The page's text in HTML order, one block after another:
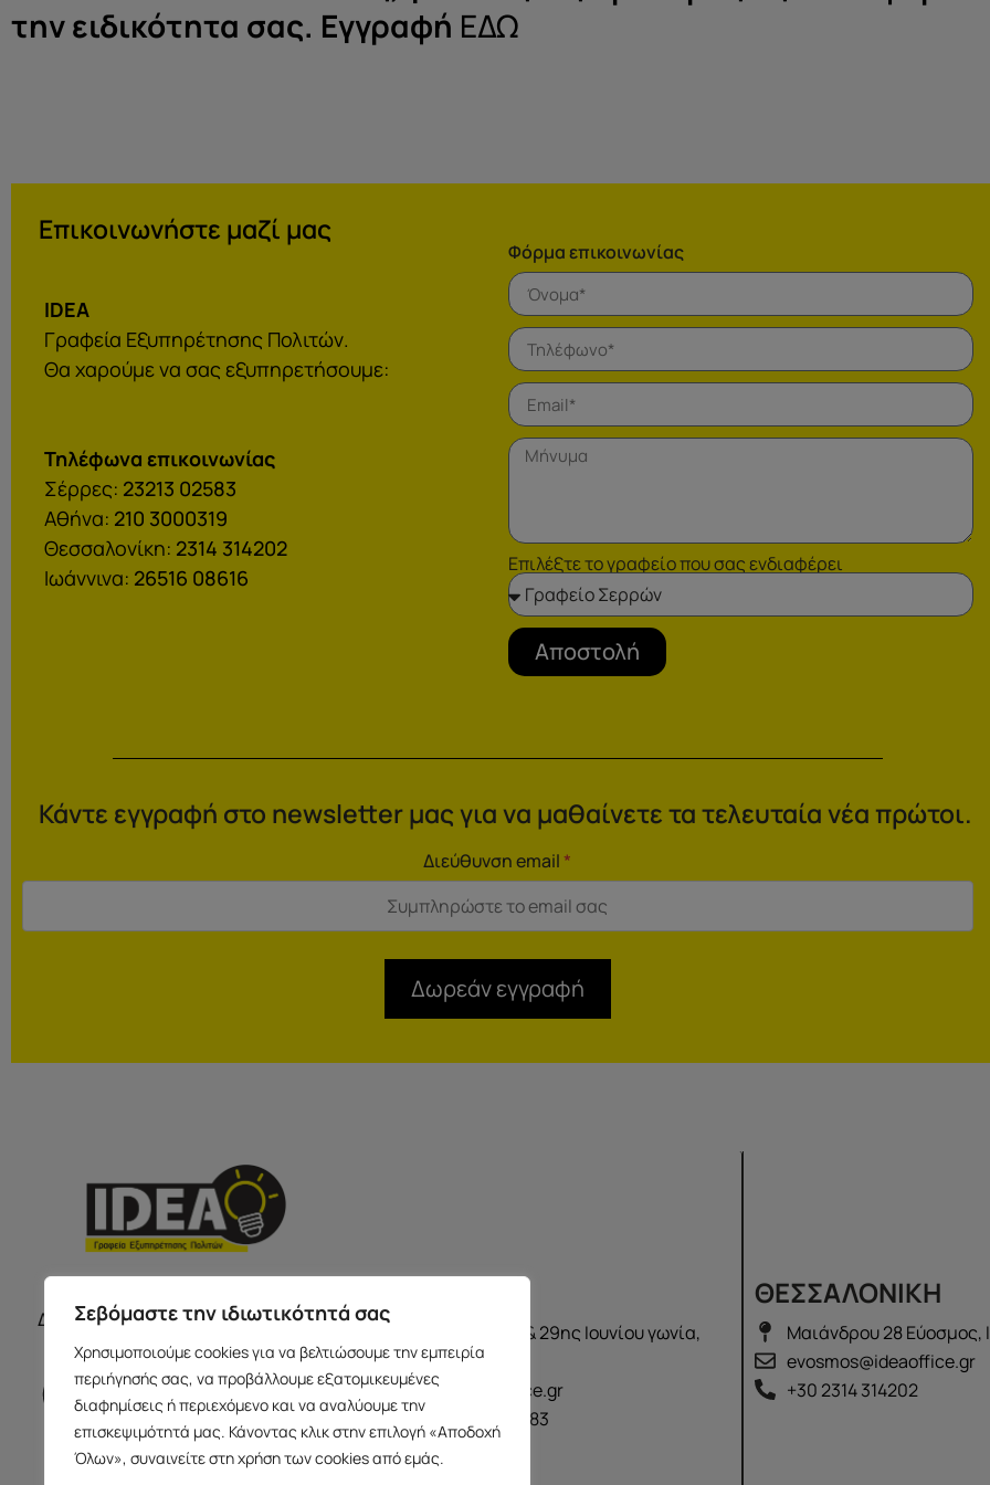
Σεβόμαστε την ιδιωτικότητά σας
Χρησιμοποιούμε cookies για να βελτιώσουμε την εμπειρία
περιήγησής σας, να προβάλλουμε εξατομικευμένες
διαφημίσεις ή περιεχόμενο και να αναλύουμε την
επισκεψιμότητά μας. Κάνοντας κλικ στην επιλογή «Αποδοχή
Όλων», συναινείτε στη χρήση των cookies από εμάς.
την ειδικότητα σας. Εγγραφή ΕΔΩ
Επικοινωνήστε μαζί μας
IDEA
Γραφεία Εξυπηρέτησης Πολιτών.
Θα χαρούμε να σας εξυπηρετήσουμε:
Τηλέφωνα επικοινωνίας
Σέρρες: 23213 02583
Αθήνα: 210 3000319
Θεσσαλονίκη: 2314 314202
Ιωάννινα: 26516 08616
Φόρμα επικοινωνίας
Επιλέξτε το γραφείο που σας ενδιαφέρει
Αποστολή
Κάντε εγγραφή στο newsletter μας για να μαθαίνετε τα τελευταία νέα πρώτοι.
Διεύθυνση email*
Δωρεάν εγγραφή
Δευτέρα με Παρασκευή 09:00-17:00
Παύλου Μελά & 29ης Ιουνίου γωνία,
Ισόγειο 62100
info@ideaoffice.gr
+30 23213 02583
ΘΕΣΣΑΛΟΝΙΚΗ
Μαιάνδρου 28 Εύοσμος,
evosmos@ideaoffice.gr
+30 2314 314202